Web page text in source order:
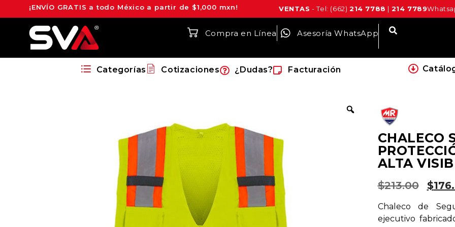
¡ENVÍO GRATIS a todo México a partir de $1,000 mxn! VENTAS - Tel: (662)214 7788 | 214 7789
Compra en Línea Asesoría WhatsApp
Categorías Cotizaciones ¿Dudas? Facturación
CHALECO
ALTA
$213.00 $
Chaleco de
ejecutivo